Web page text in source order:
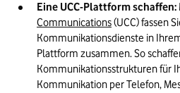
Eine UCC-Plattform schaffen:
Communications (UCC) fassen
Kommunikationsdienste in
Plattform zusammen. So
Kommunikationsstrukturen für
Kommunikation per Telefon,